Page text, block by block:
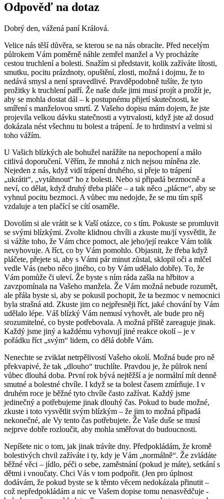
Odpověď na dotaz
Dobrý den, vážená paní Králová.
Velice nás těší důvěra, se kterou se na nás obracíte. Před necelým
půlrokem Vám poměrně náhle zemřel manžel a Vy procházíte
cestou truchlení a bolesti. Snažím si představit, kolik zažíváte lítosti,
smutku, pocitu prázdnoty, opuštění, zlosti, možná i dojmu, že to
nedává smysl a není spravedlivé. Pravděpodobně tušíte, že tyto
prožitky k truchlení patří. Že naše duše jimi musí projít a prožít je,
aby se mohla dostat dál – k postupnému přijetí skutečnosti, ke
smíření s manželovou smrtí. Z Vašeho dopisu mám dojem, že jste
projevila velkou dávku statečnosti a vytrvalosti, když jste až dosud
dokázala nést všechnu tu bolest a trápení. Je to hrdinství a velmi si
toho vážím.
U Vašich blízkých ale bohužel narážíte na nepochopení a málo
citlivá doporučení. Věřím, že mnohá z nich nejsou míněna zle.
Nejeden z nás, když vidí trápení druhého, si přeje to trápení
„ukrátit“, „vytáhnout“ ho z bolesti. Nebo si připadá bezmocně a
neví, co dělat, když druhý třeba pláče – a tak něco „plácne“, aby se
vyhnul pocitu bezmoci. A vůbec mu nedojde, že se mu tím spíš
vzdaluje a ten plačící se cítí osaměle.
Dovolím si ale vrátit se k Vaší otázce, co s tím. Pokuste se promluvit
se svými blízkými. Zvolte klidnou chvíli a zkuste mu/jí vysvětlit, že
si vážíte toho, že Vám chce pomoct, ale jeho/její reakce Vám tolik
nevyhovuje. A říct, co by Vám pomohlo. Objasnit, že třeba když
pláčete, přejete si, aby s Vámi pár minut zůstal, sklopil oči a mlčel
vedle Vás (nebo něco jiného, co by Vám udělalo dobře). To, že
Vám pomůže či uleví. Že byste s ním ráda zašla na hřbitov a
zavzpomínala na Vašeho manžela. Že Vám možná nebude rozumět,
ale přála byste si, aby se pokusil pochopit, že ta bezmoc v nemocnici
byla strašná atd. Zkuste jim co nejpřesněji říct, jaké chování by Vám
udělalo lépe. Váš blízký Vám nemusí vyhovět, ale bude pro něj
srozumitelné, co byste potřebovala. A možná příště zareaguje jinak.
Každý jsme jiný a každému vyhovují jiné reakce okolí – je v
pořádku říct „svým“ lidem, co dělá dobře Vám.
Nenechte se zviklat netrpělivostí Vašeho okolí. Možná bude pro ně
překvapivé, že tak „dlouho“ truchlíte. Pravdou je, že půlrok není
vůbec dlouhá doba. První rok bývá nejtěžší a je normální mít denně
smutné a bolestné chvíle. I když se ta bolest časem zmírňuje. I v
druhém roce je běžné tyto chvíle často zažívat. Každý jsme
jedinečný a potřebujeme jinak dlouhý čas. Pokud to bude možné,
zkuste i toto vysvětlit svým blízkým – že jim to možná připadá
nekonečné, ale Vy tento čas potřebujete. Že Vaše duše se musí
nejprve dobře rozloučit, aby mohla směřovat do budoucnosti.
Nepíšete nic o tom, jak jinak trávíte dny. Předpokládám, že kromě
bolestivých chvil zažíváte i ty, kdy je Vám „normálně“. Že zvládáte
běžné věci – jídlo, péči o sebe, zaměstnání (pokud je máte), setkání s
dětmi i vnoučaty. Chci Vás v tom podpořit. (Jen pro úplnost
dodávám, že pokud byste se k těmto věcem nedokázala přinutit –
což nepředpokládám a nic ve Vašem dopise tomu nenasvědčuje -